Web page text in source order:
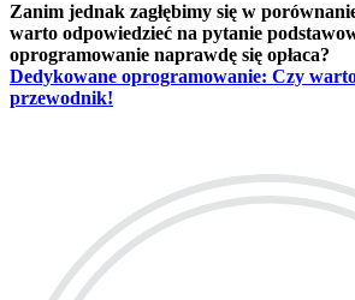
Zanim jednak zagłębimy się w
warto odpowiedzieć na pytanie
oprogramowanie naprawdę się opłaca?
Dedykowane oprogramowanie: Czy
przewodnik!